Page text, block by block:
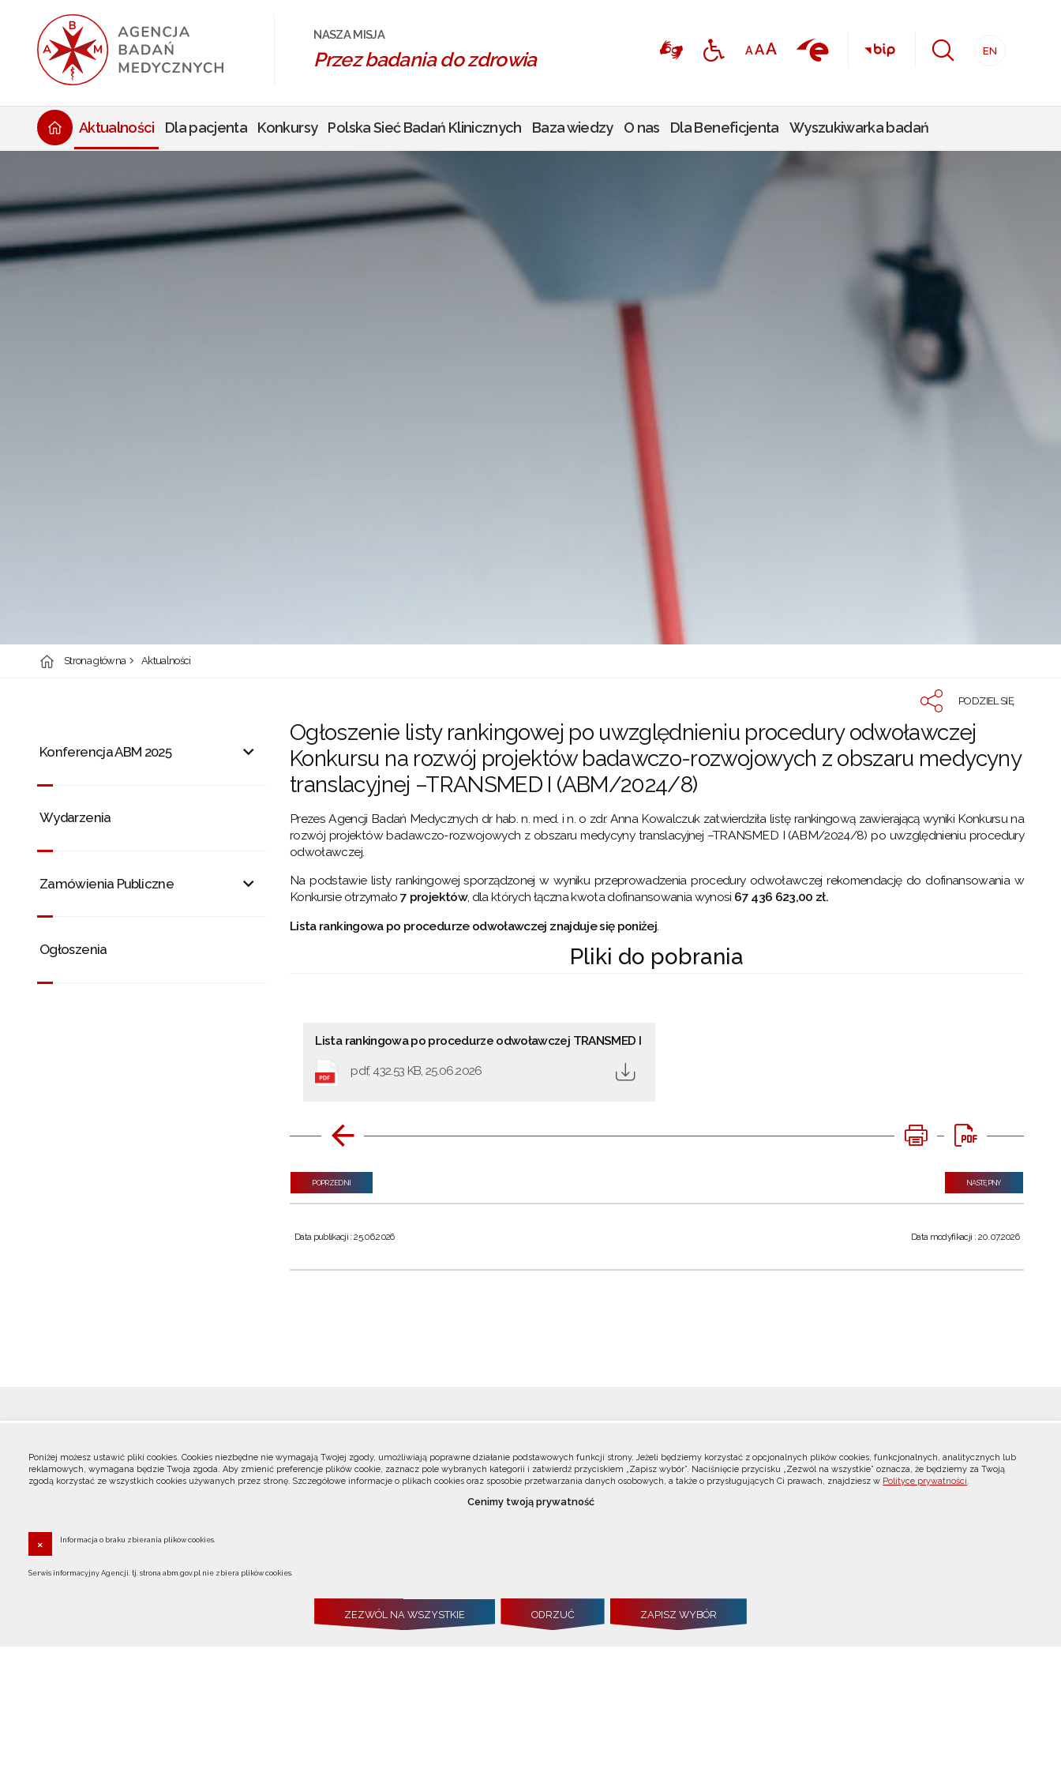
NASZA MISJA
Przez badania do zdrowia EN
Aktualności Dla pacjenta Konkursy Polska Sieć Badań Klinicznych Baza wiedzy O nas Dla Beneficjenta Wyszukiwarka badań
Strona główna Aktualności
Konferencja ABM 2025
Wydarzenia
Zamówienia Publiczne
Ogłoszenia
Ogłoszenie listy rankingowej po uwzględnieniu procedury odwoławczej
Konkursu na rozwój projektów badawczo-rozwojowych z obszaru medycyny
translacyjnej –TRANSMED I (ABM/2024/8)
Prezes Agencji Badań Medycznych dr hab. n. med. i n. o zdr. Anna Kowalczuk zatwierdziła listę rankingową zawierającą wyniki Konkursu na
rozwój projektów badawczo-rozwojowych z obszaru medycyny translacyjnej –TRANSMED I (ABM/2024/8) po uwzględnieniu procedury
odwoławczej.
Na podstawie listy rankingowej sporządzonej w wyniku przeprowadzenia procedury odwoławczej rekomendację do dofinansowania w
Konkursie otrzymało7 projektów, dla których łączna kwota dofinansowania wynosi 67 436 623,00 zł.
Lista rankingowa po procedurze odwoławczej znajduje się poniżej.
Pliki do pobrania
Lista rankingowa po procedurze odwoławczej TRANSMED I
pdf, 432.53 KB, 25.06.2026
POPRZEDNI NASTĘPNY
Data publikacji : 25.06.2026 Data modyfikacji : 20.07.2026
PODZIEL SIĘ
Aktualności
Baza wiedzy
Agencja Badań Medycznych
fax: +48 22 4688711
Kontakt dla mediów
Poniżej możesz ustawić pliki cookies. Cookies niezbędne nie wymagają Twojej zgody, umożliwiają poprawne działanie podstawowych funkcji strony. Jeżeli będziemy korzystać z opcjonalnych plików cookies, funkcjonalnych, analitycznych lub
reklamowych, wymagana będzie Twoja zgoda. Aby zmienić preferencje plików cookie, zaznacz pole wybranych kategorii i zatwierdź przyciskiem „Zapisz wybór”. Naciśnięcie przycisku „Zezwól na wszystkie” oznacza, że będziemy za Twoją
zgodą korzystać ze wszystkich cookies używanych przez stronę. Szczegółowe informacje o plikach cookies oraz sposobie przetwarzania danych osobowych, a także o przysługujących Ci prawach, znajdziesz w Polityce prywatności.
Cenimy twoją prywatność
Informacja o braku zbierania plików cookies.
Serwis informacyjny Agencji. tj. strona abm.gov.pl nie zbiera plików cookies.